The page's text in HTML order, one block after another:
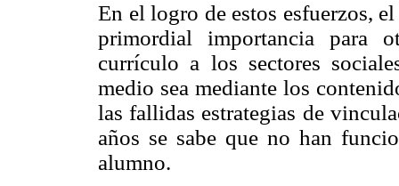
En el logro de estos esfuerzos,
primordial importancia para
currículo a los sectores
medio sea mediante los
las fallidas estrategias de
años se sabe que no han
alumno.